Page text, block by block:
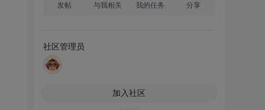
发帖 与我相关 我的任务 分享
社区管理员
加入社区